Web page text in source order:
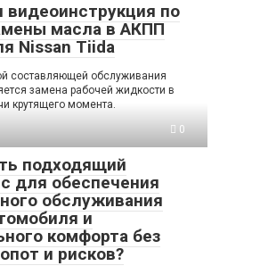
видеоинструкция по
масла в АКПП
Nissan Tiida
составляющей обслуживания
замена рабочей жидкости в
крутящего момента.
0
подходящий
для обеспечения
обслуживания
и
комфорта без
и рисков?